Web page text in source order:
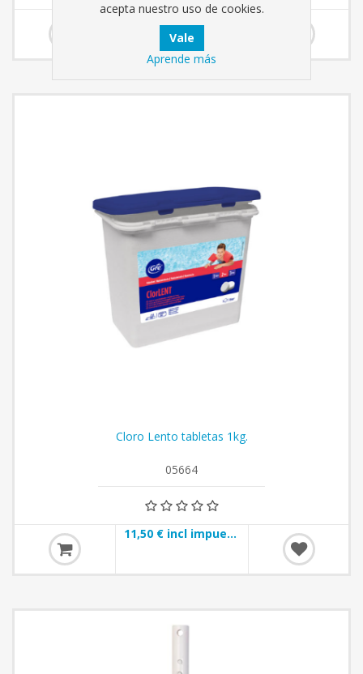
45,00 € incl impuestos
Cloro Lento tabletas 1kg.
05664
11,50 € incl impuestos
acepta nuestro uso de cookies.
Aprende más